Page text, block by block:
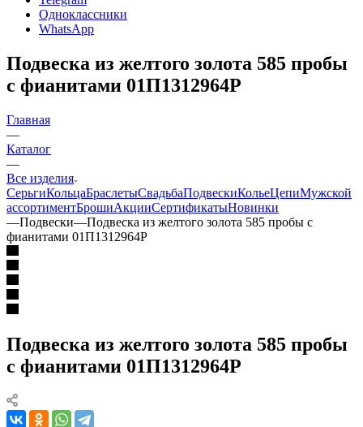
Одноклассники
WhatsApp
Подвеска из желтого золота 585 пробы
с фианитами 01П1312964Р
Главная
—
Каталог
—
Все изделия
СерьгиКольцаБраслетыСвадьбаПодвескиКольеЦепиМужской
ассортиментБрошиАкцииСертификатыНовинки
—Подвески—Подвеска из желтого золота 585 пробы с
фианитами 01П1312964Р
Подвеска из желтого золота 585 пробы
с фианитами 01П1312964Р